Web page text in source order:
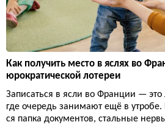
Как получить место в яслях во
юрократической лотереи
Записаться в ясли во Франции — это
где очередь занимают ещё в утробе.
ся папка документов, стальные